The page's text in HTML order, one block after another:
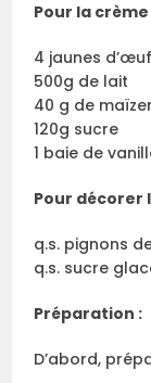
Pour la
4 jaunes
500g de lait
40 g de
120g sucre
1 baie de
Pour décorer
q.s. pignons
q.s. sucre
Préparation :
D’abord,